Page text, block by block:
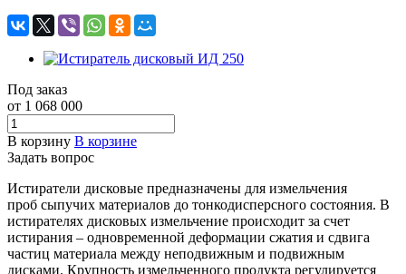
Под заказ
от 1 068 000
В корзину В корзине
Задать вопрос
Истиратели дисковые предназначены для измельчения
проб сыпучих материалов до тонкодисперсного состояния. В
истирателях дисковых измельчение происходит за счет
истирания – одновременной деформации сжатия и сдвига
частиц материала между неподвижным и подвижным
дисками. Крупность измельченного продукта регулируется